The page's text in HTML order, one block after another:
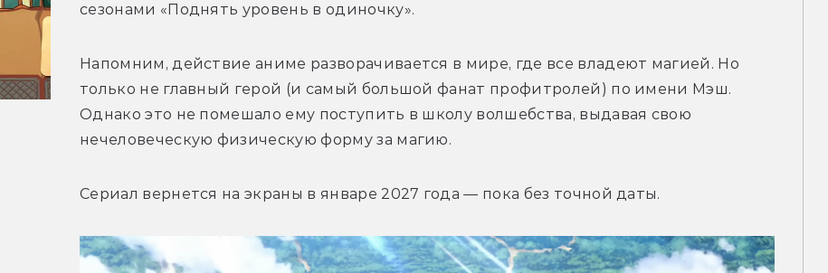
сезонами «Поднять уровень в одиночку».
Напомним, действие аниме разворачивается в мире, где все владеют магией. Но
только не главный герой (и самый большой фанат профитролей) по имени Мэш.
Однако это не помешало ему поступить в школу волшебства, выдавая свою
нечеловеческую физическую форму за магию.
Сериал вернется на экраны в январе 2027 года — пока без точной даты.